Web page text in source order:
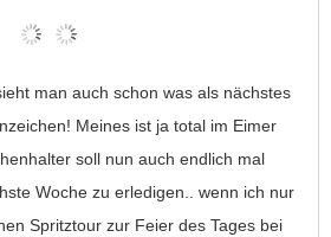
man auch schon was als nächstes
Meines ist ja total im Eimer
soll nun auch endlich mal
Woche zu erledigen.. wenn ich nur
Spritztour zur Feier des Tages bei